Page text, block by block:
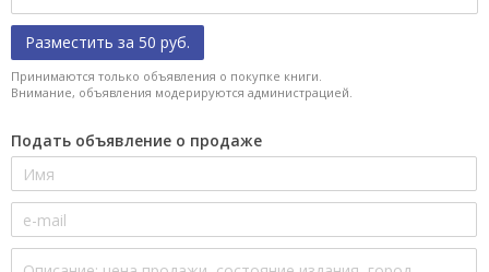
Разместить за 50 руб.
Принимаются только объявления о покупке книги.
Внимание, объявления модерируются администрацией.
Подать объявление о продаже